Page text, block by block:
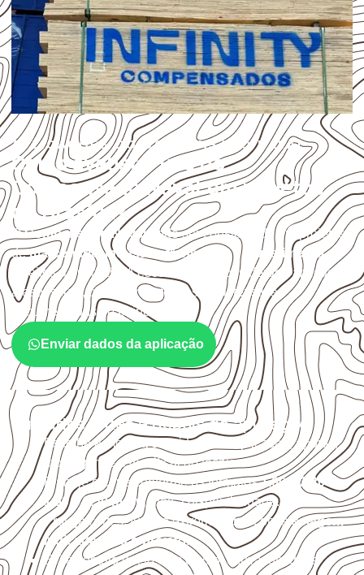
APLICAÇÕES DO COMPENSADO NAVAL
Como avaliar o uso do
Compensado Naval em projetos
de Brasília?
OCompensado Navalpode ser considerado em projetos
demarcenaria, indústria, transporte e revestimento
sujeitos à umidade. A escolha deve considerar a aplicação,
a espessura, o acabamento e as características
documentadas do painel.
Enviar dados da aplicação
Cuidados antes e depois da aplicação
Escolha a medida considerando aplicação, apoios,
montagem e especificação técnica.
Planeje o corte conforme os formatos1,60 × 2,20 m e
1,60 × 2,50 m, sujeitos à disponibilidade.
Proteja cortes, furos e extremidades com aselagem
indicada para o projeto.
Evite contato direto com o solo, chuva, umidade